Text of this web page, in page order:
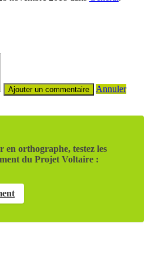
Annuler
en orthographe, testez les
du Projet Voltaire :